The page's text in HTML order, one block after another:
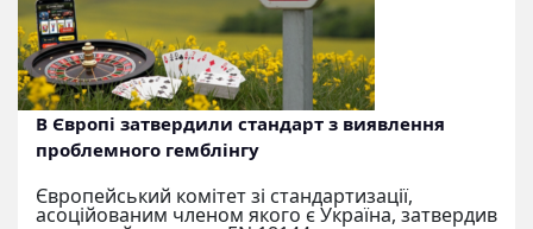
В Європі затвердили стандарт з виявлення
проблемного гемблінгу
Європейський комітет зі стандартизації,
асоційованим членом якого є Україна, затвердив